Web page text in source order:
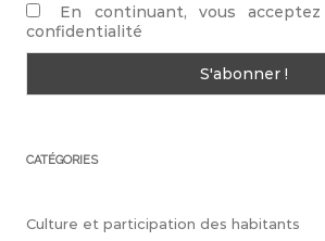
En continuant, vous
confidentialité
CATÉGORIES
Culture et participation des habitants